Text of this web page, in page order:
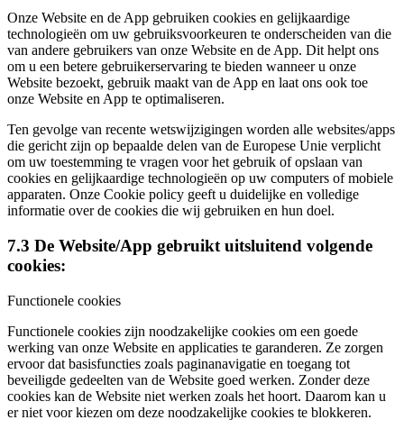
Onze Website en de App gebruiken cookies en gelijkaardige
technologieën om uw gebruiksvoorkeuren te onderscheiden van die
van andere gebruikers van onze Website en de App. Dit helpt ons
om u een betere gebruikerservaring te bieden wanneer u onze
Website bezoekt, gebruik maakt van de App en laat ons ook toe
onze Website en App te optimaliseren.
Ten gevolge van recente wetswijzigingen worden alle websites/apps
die gericht zijn op bepaalde delen van de Europese Unie verplicht
om uw toestemming te vragen voor het gebruik of opslaan van
cookies en gelijkaardige technologieën op uw computers of mobiele
apparaten. Onze Cookie policy geeft u duidelijke en volledige
informatie over de cookies die wij gebruiken en hun doel.
7.3 De Website/App gebruikt uitsluitend volgende
cookies:
Functionele cookies
Functionele cookies zijn noodzakelijke cookies om een goede
werking van onze Website en applicaties te garanderen. Ze zorgen
ervoor dat basisfuncties zoals paginanavigatie en toegang tot
beveiligde gedeelten van de Website goed werken. Zonder deze
cookies kan de Website niet werken zoals het hoort. Daarom kan u
er niet voor kiezen om deze noodzakelijke cookies te blokkeren.